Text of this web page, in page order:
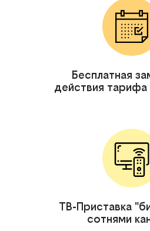
Бесплатная
действия
ТВ-Приставка
сотнями